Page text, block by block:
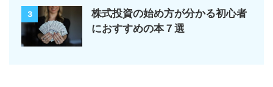
3
株式投資の始め方が分かる初心者
におすすめの本７選